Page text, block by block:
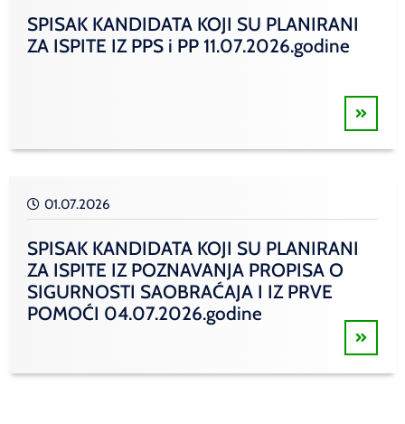
SPISAK KANDIDATA KOJI SU PLANIRANI
ZA ISPITE IZ PPS i PP 11.07.2026.godine
01.07.2026
SPISAK KANDIDATA KOJI SU PLANIRANI
ZA ISPITE IZ POZNAVANJA PROPISA O
SIGURNOSTI SAOBRAĆAJA I IZ PRVE
POMOĆI 04.07.2026.godine